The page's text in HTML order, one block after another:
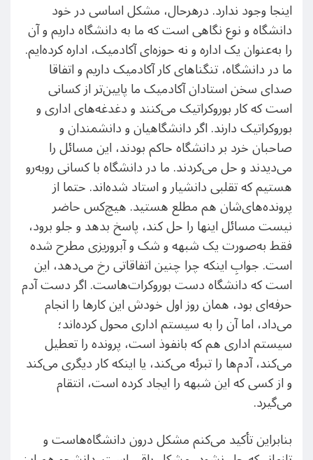
اینجا وجود ندارد. درهرحال، مشکل اساسی در خود
دانشگاه و نوع نگاهی است که ما به دانشگاه داریم و آن
را به‌عنوان یک اداره و نه حوزه‌ای آکادمیک، اداره کرده‌ایم.
ما در دانشگاه، تنگناهای کار آکادمیک داریم و اتفاقا
صدای سخن استادان آکادمیک ما پایین‌تر از کسانی
است که کار بوروکراتیک می‌کنند و دغدغه‌های اداری و
بوروکراتیک دارند. اگر دانشگاهیان و دانشمندان و
صاحبان خرد بر دانشگاه حاکم بودند، این مسائل را
می‌دیدند و حل می‌کردند. ما در دانشگاه با کسانی روبه‌رو
هستیم که تقلبی دانشیار و استاد شده‌اند. حتما از
پرونده‌های‌شان هم مطلع هستید. هیچ‌کس حاضر
نیست مسائل اینها را حل کند، پاسخ بدهد و جلو برود،
فقط به‌صورت یک شبهه و شک و آبروریزی مطرح شده
است. جوابِ اینکه چرا چنین اتفاقاتی رخ می‌دهد، این
است که دانشگاه دست بوروکرات‌هاست. اگر دست آدم
حرفه‌ای بود، همان روز اول خودش این کارها را انجام
می‌داد، اما آن را به سیستم اداری محول کرده‌اند؛
سیستم اداری هم که بانفوذ است، پرونده را تعطیل
می‌کند، آدم‌ها را تبرئه می‌کند، یا اینکه کار دیگری می‌کند
و از کسی که این شبهه را ایجاد کرده است، انتقام
می‌گیرد.
بنابراین تأکید می‌کنم مشکل درون دانشگاه‌هاست و